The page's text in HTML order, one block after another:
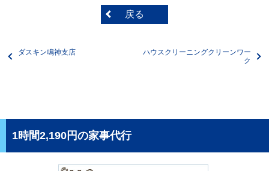
戻る
ダスキン鳴神支店
ハウスクリーニングクリーンワー
ク
1時間2,190円の家事代行